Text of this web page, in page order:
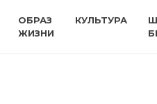
ОБРАЗ
ЖИЗНИ
КУЛЬТУРА